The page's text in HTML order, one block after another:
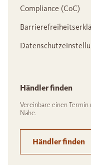
Compliance (CoC)
Händler finden
Vereinbare einen
Nähe.
Händler finden